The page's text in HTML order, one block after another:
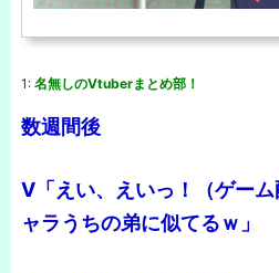
1: 名無しのVtuberまとめ部！
数週間後
V「えい、えいっ！（ゲー
ャラうちの弟に似てるｗ」